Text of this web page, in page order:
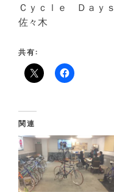
Ｃｙｃｌｅ Ｄａｙｓ
佐々木
共有:
関連